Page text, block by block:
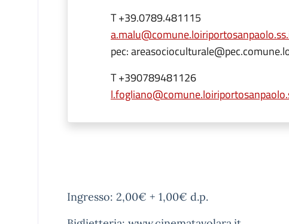
T +39.0789.481115
pec:
T +390789481126
Ingresso: 2,00€ + 1,00€ d.p.